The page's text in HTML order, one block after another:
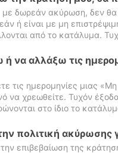
με δωρεάν ακύρωση, δεν
ή είναι με μη
από το κατάλυμα.
αλλάξω τις
τις ημερομηνίες μιας
να χρεωθείτε. Τυχόν
στο ίδιο το
πολιτική ακύρωσης
επιβεβαίωση της